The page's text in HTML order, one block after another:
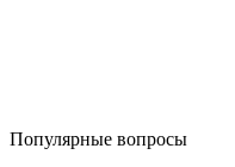
Популярные вопросы